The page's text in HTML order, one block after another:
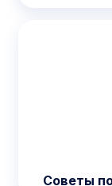
Советы